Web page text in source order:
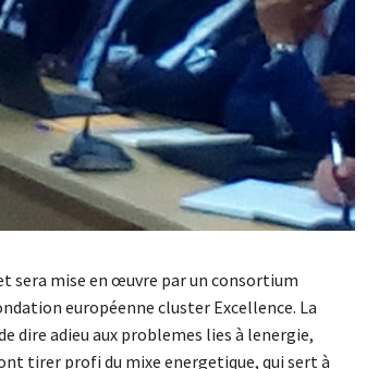
sera mise en œuvre par un consortium
européenne cluster Excellence. La
dire adieu aux problemes lies à lenergie,
tirer profi du mixe energetique, qui sert à